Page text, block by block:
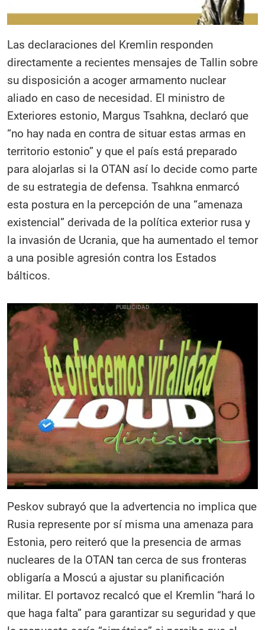
Las declaraciones del Kremlin responden
directamente a recientes mensajes de Tallin sobre
su disposición a acoger armamento nuclear
aliado en caso de necesidad. El ministro de
Exteriores estonio, Margus Tsahkna, declaró que
“no hay nada en contra de situar estas armas en
territorio estonio” y que el país está preparado
para alojarlas si la OTAN así lo decide como parte
de su estrategia de defensa. Tsahkna enmarcó
esta postura en la percepción de una “amenaza
existencial” derivada de la política exterior rusa y
la invasión de Ucrania, que ha aumentado el temor
a una posible agresión contra los Estados
bálticos.
Peskov subrayó que la advertencia no implica que
Rusia represente por sí misma una amenaza para
Estonia, pero reiteró que la presencia de armas
nucleares de la OTAN tan cerca de sus fronteras
obligaría a Moscú a ajustar su planificación
militar. El portavoz recalcó que el Kremlin “hará lo
que haga falta” para garantizar su seguridad y que